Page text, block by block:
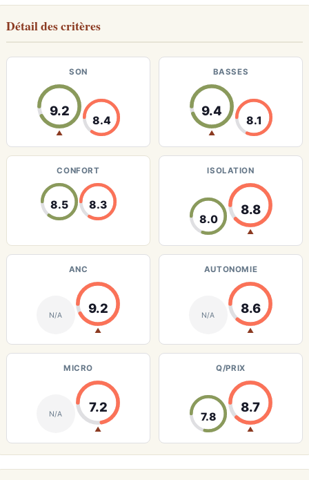
Détail des critères
SON
9.2
▲
8.4
BASSES
9.4
▲
8.1
CONFORT
8.5 8.3
ISOLATION
8.0
8.8
▲
ANC
N/A 9.2
▲
AUTONOMIE
N/A 8.6
▲
MICRO
N/A 7.2
▲
Q/PRIX
7.8
8.7
▲